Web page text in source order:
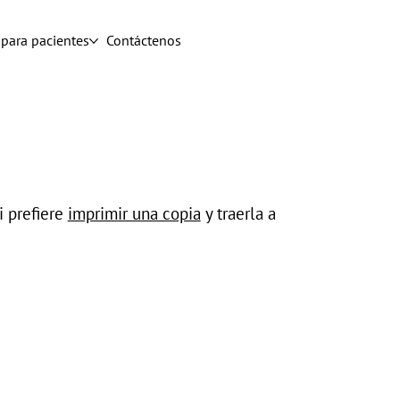
pacientes Contáctenos
prefiere imprimir una copia y traerla a